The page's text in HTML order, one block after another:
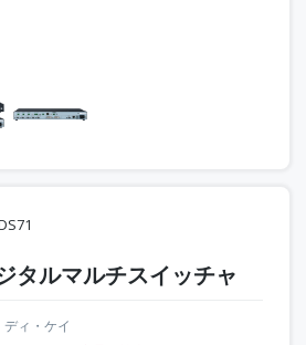
タルマルチスイッチャ
ディ・ケイ